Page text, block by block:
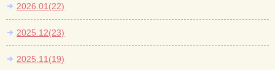
2026.01(22)
2025.12(23)
2025.11(19)